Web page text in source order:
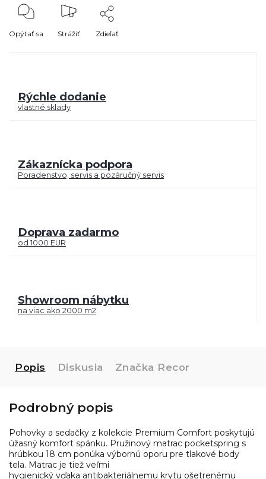
Opýtať sa Strážiť Zdieľať
Rýchle dodanie
vlastné sklady
Zákaznícka podpora
Poradenstvo, servis a pozáručný servis
Doprava zadarmo
od 1000 EUR
Showroom nábytku
na viac ako 2000 m2
Popis Diskusia Značka Recor
Podrobný popis
Pohovky a sedačky z kolekcie Premium Comfort poskytujú
úžasný komfort spánku. Pružinový matrac pocketspring s
hrúbkou 18 cm ponúka výbornú oporu pre tlakové body
tela. Matrac je tiež veľmi
hygienický vďaka antibakteriálnemu krytu ošetrenému